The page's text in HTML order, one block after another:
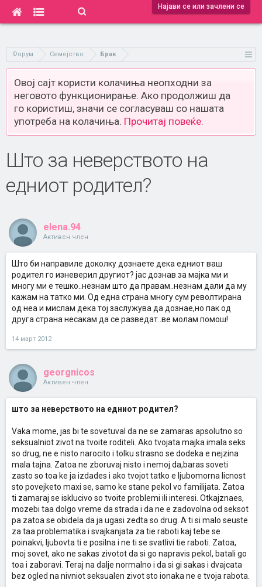
Најави се или зачлени се
Форум Семејство Брак
Овој сајт користи колачиња неопходни за
неговото функционирање. Ако продолжиш да
го користиш, значи се согласуваш со нашата
употреба на колачиња. Прочитај повеќе.
Што за неверството на
едниот родител?
elena.94
Активен член
Што би направиле доколку дознаете дека едниот ваш
родител го изневерил другиот? јас дознав за мајка ми и
многу ми е тешко..незнам што да правам..незнам дали да му
кажам на татко ми. Од една страна многу сум револтирана
од неа и мислам дека тој заслужува да дознае,но пак од
друга страна несакам да се разведат..ве молам помош!
14 март 2012
georgnicos
Активен член
што за неверството на едниот родител?
Vaka mome, jas bi te sovetuval da ne se zamaras apsolutno so
seksualniot zivot na tvoite roditeli. Ako tvojata majka imala seks
so drug, ne e nisto narocito i tolku strasno se dodeka e nejzina
mala tajna. Zatoa ne zboruvaj nisto i nemoj da,baras soveti
zasto so toa ke ja izdades i ako tvojot tatko e ljubomorna licnost
sto povejketo maxi se, samo ke stane pekol vo familijata. Zatoa
ti zamaraj se isklucivo so tvoite problemi ili interesi. Otkajznaes,
mozebi taa dolgo vreme da strada i da ne e zadovolna od seksot
pa zatoa se obidela da ja ugasi zedta so drug. A ti si malo seuste
za taa problematika i svajkanjata za tie raboti kaj tebe se
poinakvi, ljubovta ti e posilna i ne ti se svatlivi tie raboti. Zatoa,
moj sovet, ako ne sakas zivotot da si go napravis pekol, batali go
toa i zaboravi. Teraj na dalje normalno i da si gi sakas i dvajcata
bez ogled na nivniot seksualen zivot sto ionaka ne e tvoja rabota.